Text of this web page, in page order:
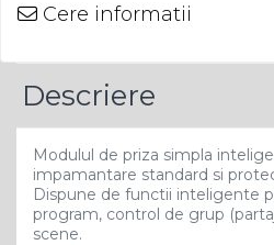
Cere informatii
Descriere
Modulul de priza simpla
impamantare standard si
Dispune de functii inteligente
program, control de grup
scene.